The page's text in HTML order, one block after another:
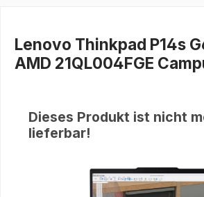
Lenovo Thinkpad P14s
AMD 21QL004FGE
Dieses Produkt ist nicht
lieferbar!
Bildergalerie überspringen